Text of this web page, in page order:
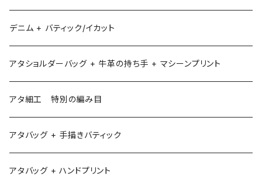
デニム + バティック/イカット
アタショルダーバッグ + 牛革の持ち手 + マシーンプリント
アタ細工 特別の編み目
アタバッグ + 手描きバティック
アタバッグ + ハンドプリント